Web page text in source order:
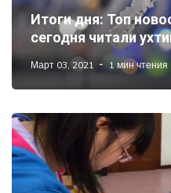
Итоги дня: Топ
сегодня читали
Март 03, 2021 1 мин чтения